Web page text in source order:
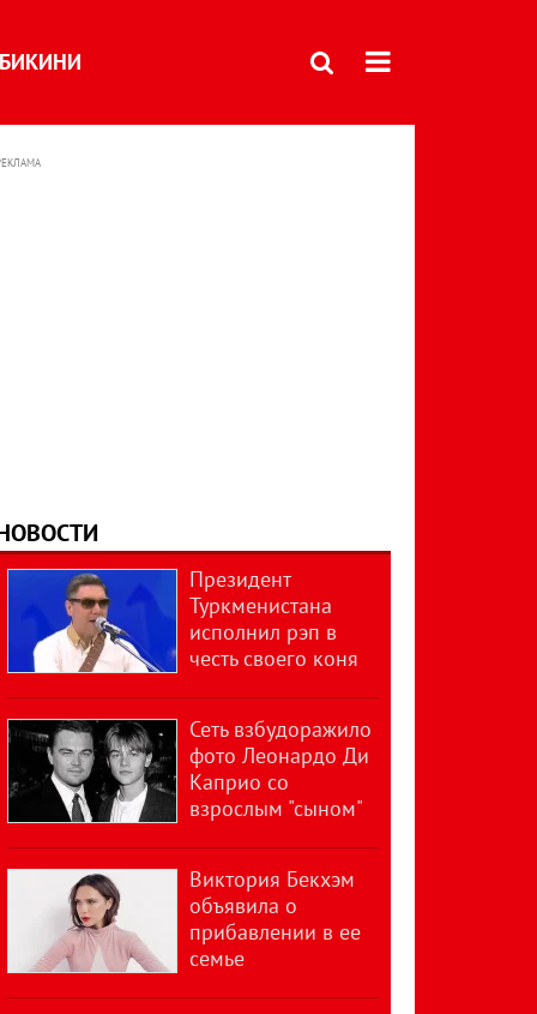
БИКИНИ
Президент
Туркменистана
исполнил рэп в
честь своего коня
Сеть взбудоражило
фото Леонардо Ди
Каприо со
взрослым "сыном"
Виктория Бекхэм
объявила о
прибавлении в ее
семье